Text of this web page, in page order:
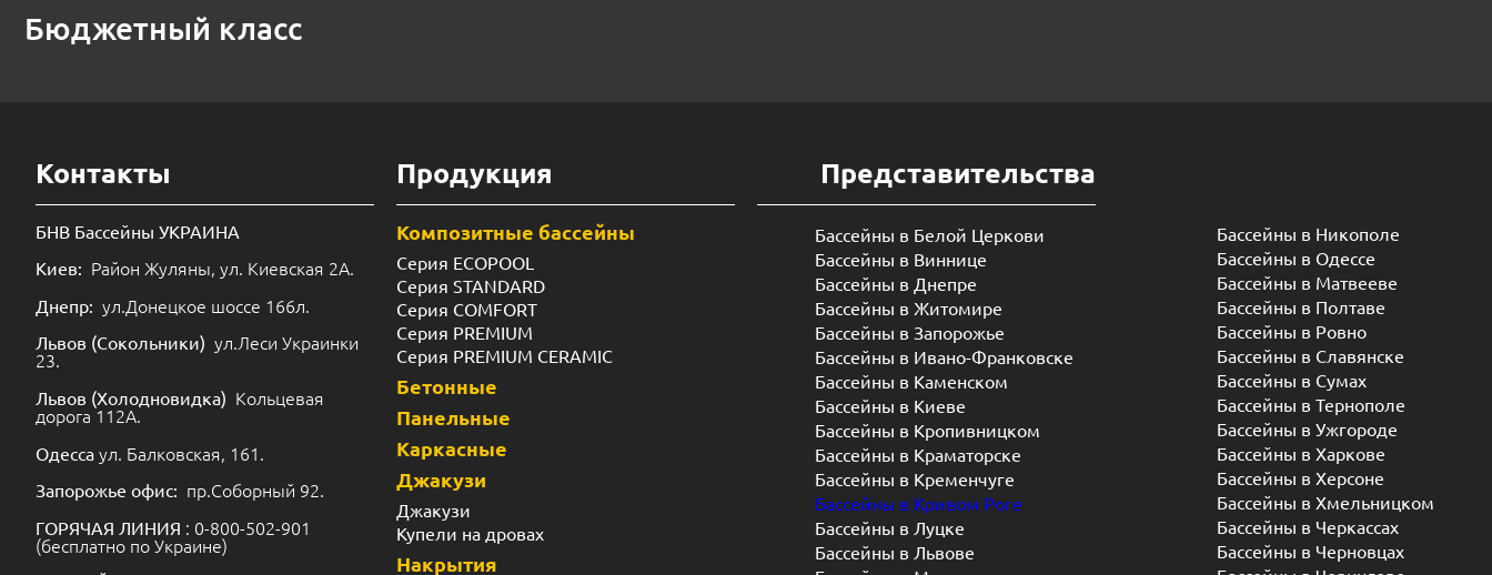
Бюджетный класс
Контакты
БНВ Бассейны УКРАИНА
Киев: Район Жуляны, ул. Киевская 2А.
Днепр: ул.Донецкое шоссе 166л.
Львов (Сокольники) ул.Леси Украинки
23.
Львов (Холодновидка) Кольцевая
дорога 112А.
Одесса ул. Балковская, 161.
Запорожье офис: пр.Соборный 92.
ГОРЯЧАЯ ЛИНИЯ : 0-800-502-901
(бесплатно по Украине)
Продукция
Композитные бассейны
Серия ECOPOOL
Серия STANDARD
Серия COMFORT
Серия PREMIUM
Серия PREMIUM CERAMIC
Бетонные
Панельные
Каркасные
Джакузи
Джакузи
Купели на дровах
Накрытия
Представительства
Бассейны в Белой Церкови
Бассейны в Виннице
Бассейны в Днепре
Бассейны в Житомире
Бассейны в Запорожье
Бассейны в Ивано-Франковске
Бассейны в Каменском
Бассейны в Киеве
Бассейны в Кропивницком
Бассейны в Краматорске
Бассейны в Кременчуге
Бассейны в Кривом Роге
Бассейны в Луцке
Бассейны в Львове
Бассейны в Никополе
Бассейны в Одессе
Бассейны в Матвееве
Бассейны в Полтаве
Бассейны в Ровно
Бассейны в Славянске
Бассейны в Сумах
Бассейны в Тернополе
Бассейны в Ужгороде
Бассейны в Харкове
Бассейны в Херсоне
Бассейны в Хмельницком
Бассейны в Черкассах
Бассейны в Черновцах